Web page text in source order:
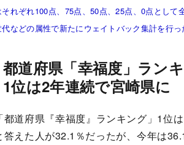
それぞれ100点、75点、50点、25点、0点とし
などの属性で新たにウェイトバック集計を行っ
都道府県「幸福度」ラン
1位は2年連続で宮崎県に
「都道府県『幸福度』ランキング」1位
答えた人が32.1％だったが、今年は